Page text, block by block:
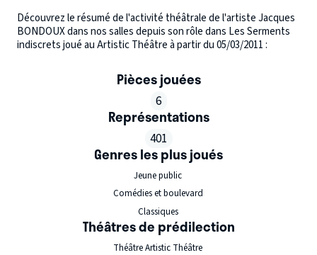
Découvrez le résumé de l'activité théâtrale de l'artiste Jacques
BONDOUX dans nos salles depuis son rôle dans Les Serments
indiscrets joué au Artistic Théâtre à partir du 05/03/2011 :
Pièces jouées
6
Représentations
401
Genres les plus joués
Jeune public
Comédies et boulevard
Classiques
Théâtres de prédilection
Théâtre Artistic Théâtre